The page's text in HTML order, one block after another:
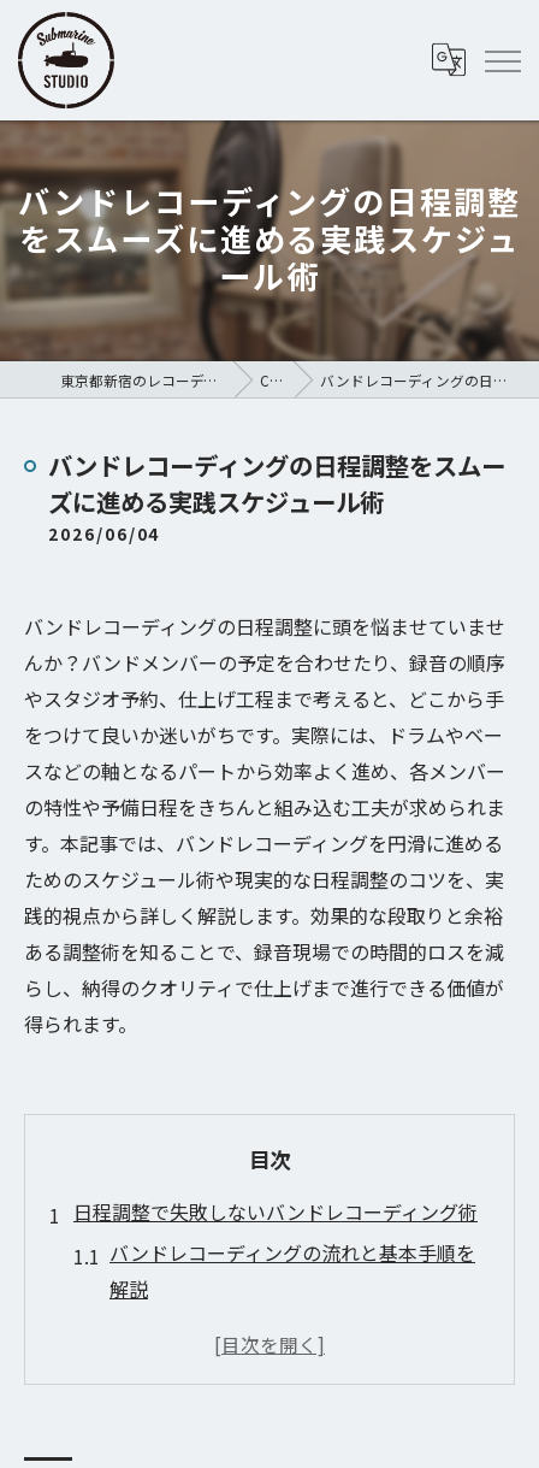
バンドレコーディングの日程調整
をスムーズに進める実践スケジュ
ール術
東京都新宿のレコーディングスタジオならSubmarine STUDIO COLUMN バンドレコーディングの日程調整をスムーズに進める実践スケジュール術
バンドレコーディングの日程調整をスムー
ズに進める実践スケジュール術
2026/06/04
バンドレコーディングの日程調整に頭を悩ませていませ
んか？バンドメンバーの予定を合わせたり、録音の順序
やスタジオ予約、仕上げ工程まで考えると、どこから手
をつけて良いか迷いがちです。実際には、ドラムやベー
スなどの軸となるパートから効率よく進め、各メンバー
の特性や予備日程をきちんと組み込む工夫が求められま
す。本記事では、バンドレコーディングを円滑に進める
ためのスケジュール術や現実的な日程調整のコツを、実
践的視点から詳しく解説します。効果的な段取りと余裕
ある調整術を知ることで、録音現場での時間的ロスを減
らし、納得のクオリティで仕上げまで進行できる価値が
得られます。
目次
日程調整で失敗しないバンドレコーディング術
バンドレコーディングの流れと基本手順を
解説
効率良い日程調整でバンドレコーディング